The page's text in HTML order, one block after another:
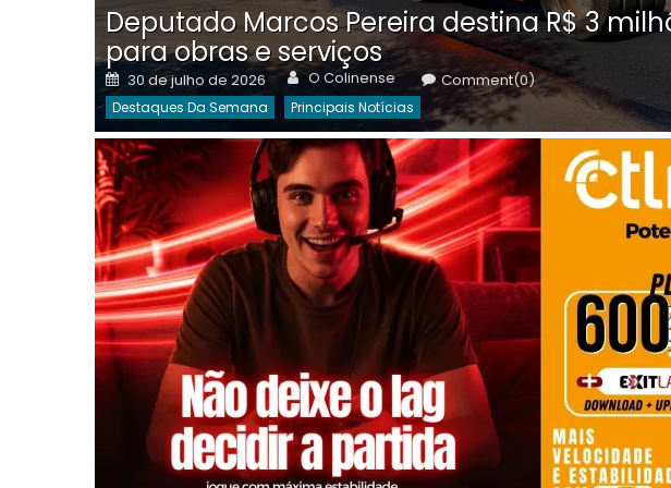
Deputado Marcos Pereira destina R$ 3
para obras e serviços
Posted
on
30 de julho de 2026 Author
O Colinense Comment(0)
Destaques Da Semana Principais Notícias